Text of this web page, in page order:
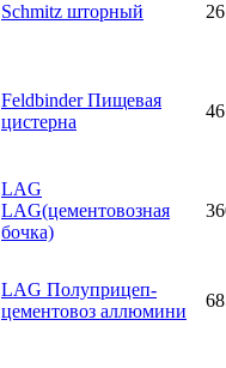
Schmitz шторный
Feldbinder Пищевая
цистерна
LAG
LAG(цементовозная
бочка)
LAG Полуприцеп-
цементовоз аллюмини